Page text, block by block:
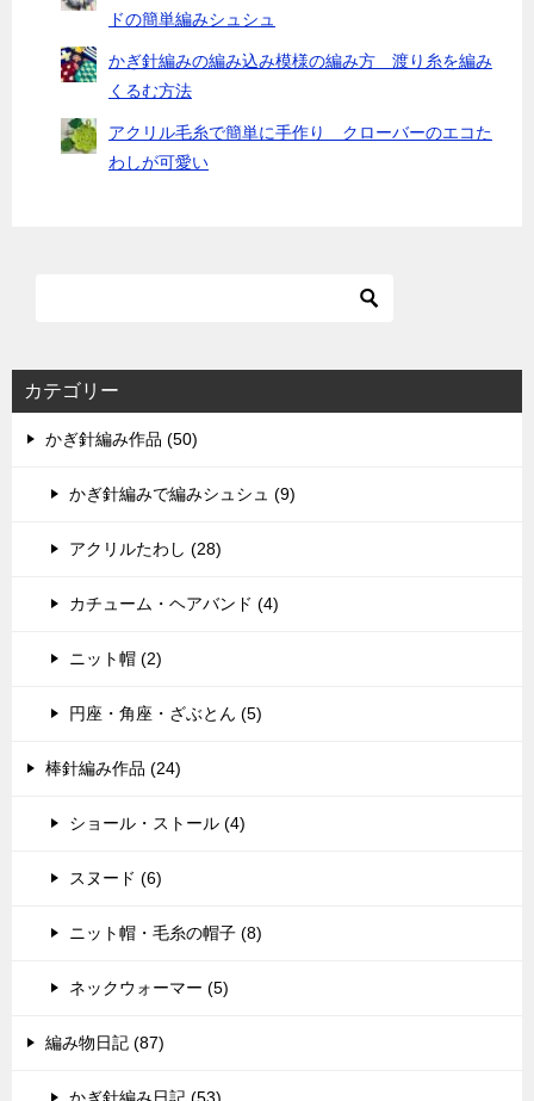
ドの簡単編みシュシュ
かぎ針編みの編み込み模様の編み方 渡り糸を編み
くるむ方法
アクリル毛糸で簡単に手作り クローバーのエコた
わしが可愛い
カテゴリー
かぎ針編み作品 (50)
かぎ針編みで編みシュシュ (9)
アクリルたわし (28)
カチューム・ヘアバンド (4)
ニット帽 (2)
円座・角座・ざぶとん (5)
棒針編み作品 (24)
ショール・ストール (4)
スヌード (6)
ニット帽・毛糸の帽子 (8)
ネックウォーマー (5)
編み物日記 (87)